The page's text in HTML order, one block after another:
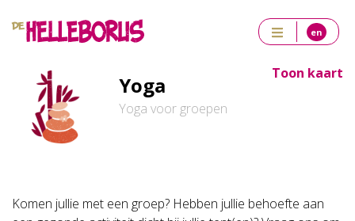
en
Toon kaart
Yoga
Yoga voor groepen
Komen jullie met een groep? Hebben jullie behoefte aan